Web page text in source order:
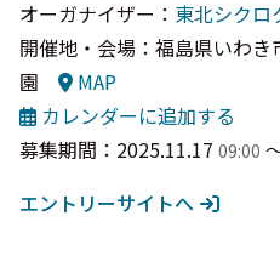
オーガナイザー： 東北シクロ
開催地・会場：福島県いわ
園
MAP
カレンダーに追加する
募集期間：2025.11.17 09:00
エントリーサイトへ